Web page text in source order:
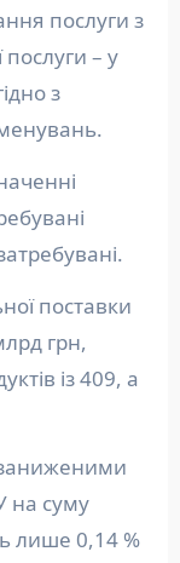
послуги з
послуги – у
з
поставки
грн,
із 409, а
заниженими
на суму
лише 0,14 %